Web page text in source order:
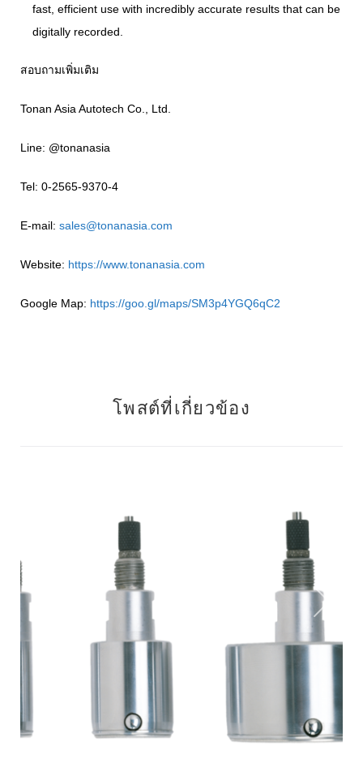
fast, efficient use with incredibly accurate results that can be
digitally recorded.
สอบถามเพิ่มเติม
Tonan Asia Autotech Co., Ltd.
Line: @tonanasia
Tel: 0-2565-9370-4
E-mail: sales@tonanasia.com
Website: https://www.tonanasia.com
Google Map: https://goo.gl/maps/SM3p4YGQ6qC2
โพสต์ที่เกี่ยวข้อง